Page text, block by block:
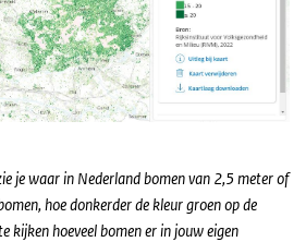
je waar in Nederland bomen van 2,5 meter of
hoe donkerder de kleur groen op de
kijken hoeveel bomen er in jouw eigen